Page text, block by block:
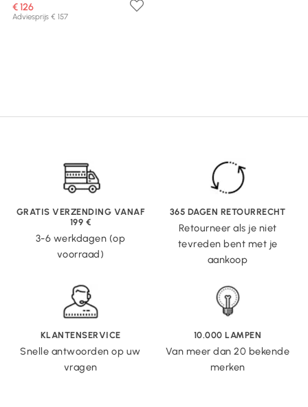
€ 126
Adviesprijs € 157
GRATIS VERZENDING VANAF
199 €
3-6 werkdagen (op
voorraad)
365 DAGEN RETOURRECHT
Retourneer als je niet
tevreden bent met je
aankoop
KLANTENSERVICE
Snelle antwoorden op uw
vragen
10.000 LAMPEN
Van meer dan 20 bekende
merken